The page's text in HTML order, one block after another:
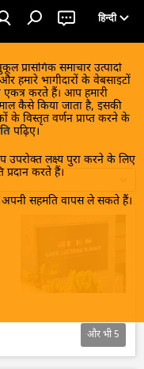
हिन्दी
प्रासंगिक समाचार उत्पादों
हमारे भागीदारों के वेबसाइटों
करते हैं। आप हमारी
कैसे किया जाता है, इसकी
के विस्तृत वर्णन प्राप्त करने के
पढ़िए।
लक्ष्य पुरा करने के लिए
करते हैं।
सहमति वापस ले सकते हैं।
मिस्र
और भी5